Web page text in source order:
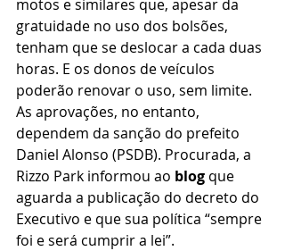
motos e similares que, apesar da
gratuidade no uso dos bolsões,
tenham que se deslocar a cada duas
horas. E os donos de veículos
poderão renovar o uso, sem limite.
As aprovações, no entanto,
dependem da sanção do prefeito
Daniel Alonso (PSDB). Procurada, a
Rizzo Park informou ao blog que
aguarda a publicação do decreto do
Executivo e que sua política “sempre
foi e será cumprir a lei”.